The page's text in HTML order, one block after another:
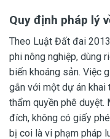
Quy định pháp lý
Theo Luật Đất đai
phi nông nghiệp, dùng
biến khoáng sản. Việc
gắn với một dự án khai
thẩm quyền phê
đích, không có giấy
bị coi là vi phạm pháp